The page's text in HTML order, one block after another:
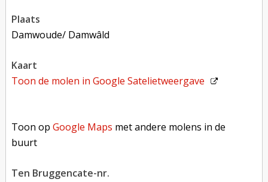
plaats
Damwoude/ Damwâld
kaart
Toon de molen inGoogle Satelietweergave
Toon opGoogle Maps met andere molens in de
buurt
Ten Bruggencate-nr.